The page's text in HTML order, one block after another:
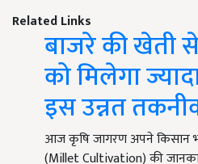
Related Links
बाजरे की खेती
को मिलेगा
इस उन्नत
आज कृषि जागरण अपने किसान
(Millet Cultivation) की